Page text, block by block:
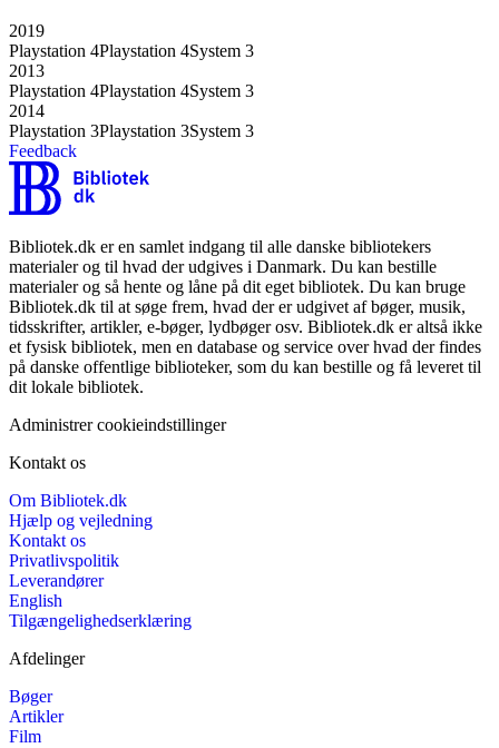
2019
Playstation 4Playstation 4System 3
2013
Playstation 4Playstation 4System 3
2014
Playstation 3Playstation 3System 3
Feedback
Bibliotek.dk er en samlet indgang til alle danske bibliotekers
materialer og til hvad der udgives i Danmark. Du kan bestille
materialer og så hente og låne på dit eget bibliotek. Du kan bruge
Bibliotek.dk til at søge frem, hvad der er udgivet af bøger, musik,
tidsskrifter, artikler, e-bøger, lydbøger osv. Bibliotek.dk er altså ikke
et fysisk bibliotek, men en database og service over hvad der findes
på danske offentlige biblioteker, som du kan bestille og få leveret til
dit lokale bibliotek.
Administrer cookieindstillinger
Kontakt os
Om Bibliotek.dk
Hjælp og vejledning
Kontakt os
Privatlivspolitik
Leverandører
English
Tilgængelighedserklæring
Afdelinger
Bøger
Artikler
Film